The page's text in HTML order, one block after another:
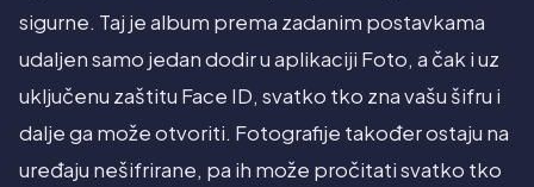
sigurne. Taj je album prema zadanim postavkama
udaljen samo jedan dodir u aplikaciji Foto, a čak i uz
uključenu zaštitu Face ID, svatko tko zna vašu šifru i
dalje ga može otvoriti. Fotografije također ostaju na
uređaju nešifrirane, pa ih može pročitati svatko tko